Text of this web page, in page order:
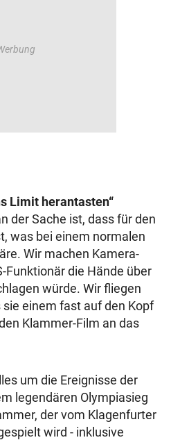
Limit herantasten“
der Sache ist, dass für den
was bei einem normalen
Wir machen Kamera-
Funktionär die Hände über
würde. Wir fliegen
einem fast auf den Kopf
Klammer-Film an das
um die Ereignisse der
legendären Olympiasieg
der vom Klagenfurter
wird - inklusive